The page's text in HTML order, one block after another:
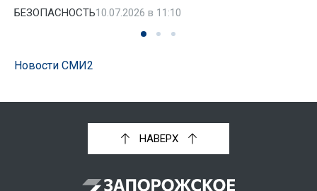
БЕЗОПАСНОСТЬ10.07.2026 в 11:10
Новости СМИ2
НАВЕРХ